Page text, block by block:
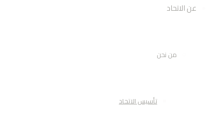
عن الاتحاد
من نحن
تأسيس الاتحاد